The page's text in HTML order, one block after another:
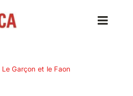
Toggle
Le Garçon et le Faon